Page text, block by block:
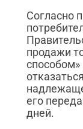
Согласно
продажи
способом»
его
дней.